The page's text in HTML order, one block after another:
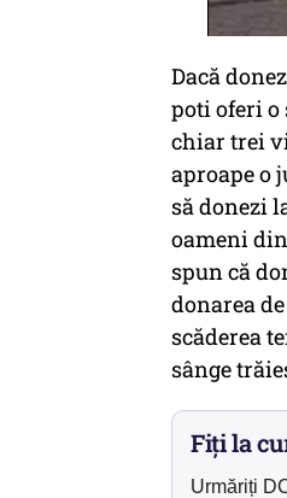
Dacă
poti oferi o
chiar trei
aproape o
să donezi
oameni
spun că
donarea
scăderea
sânge
Fiți la
Urmăriți